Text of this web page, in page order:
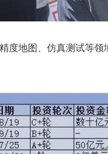
度地图、仿真测试等领